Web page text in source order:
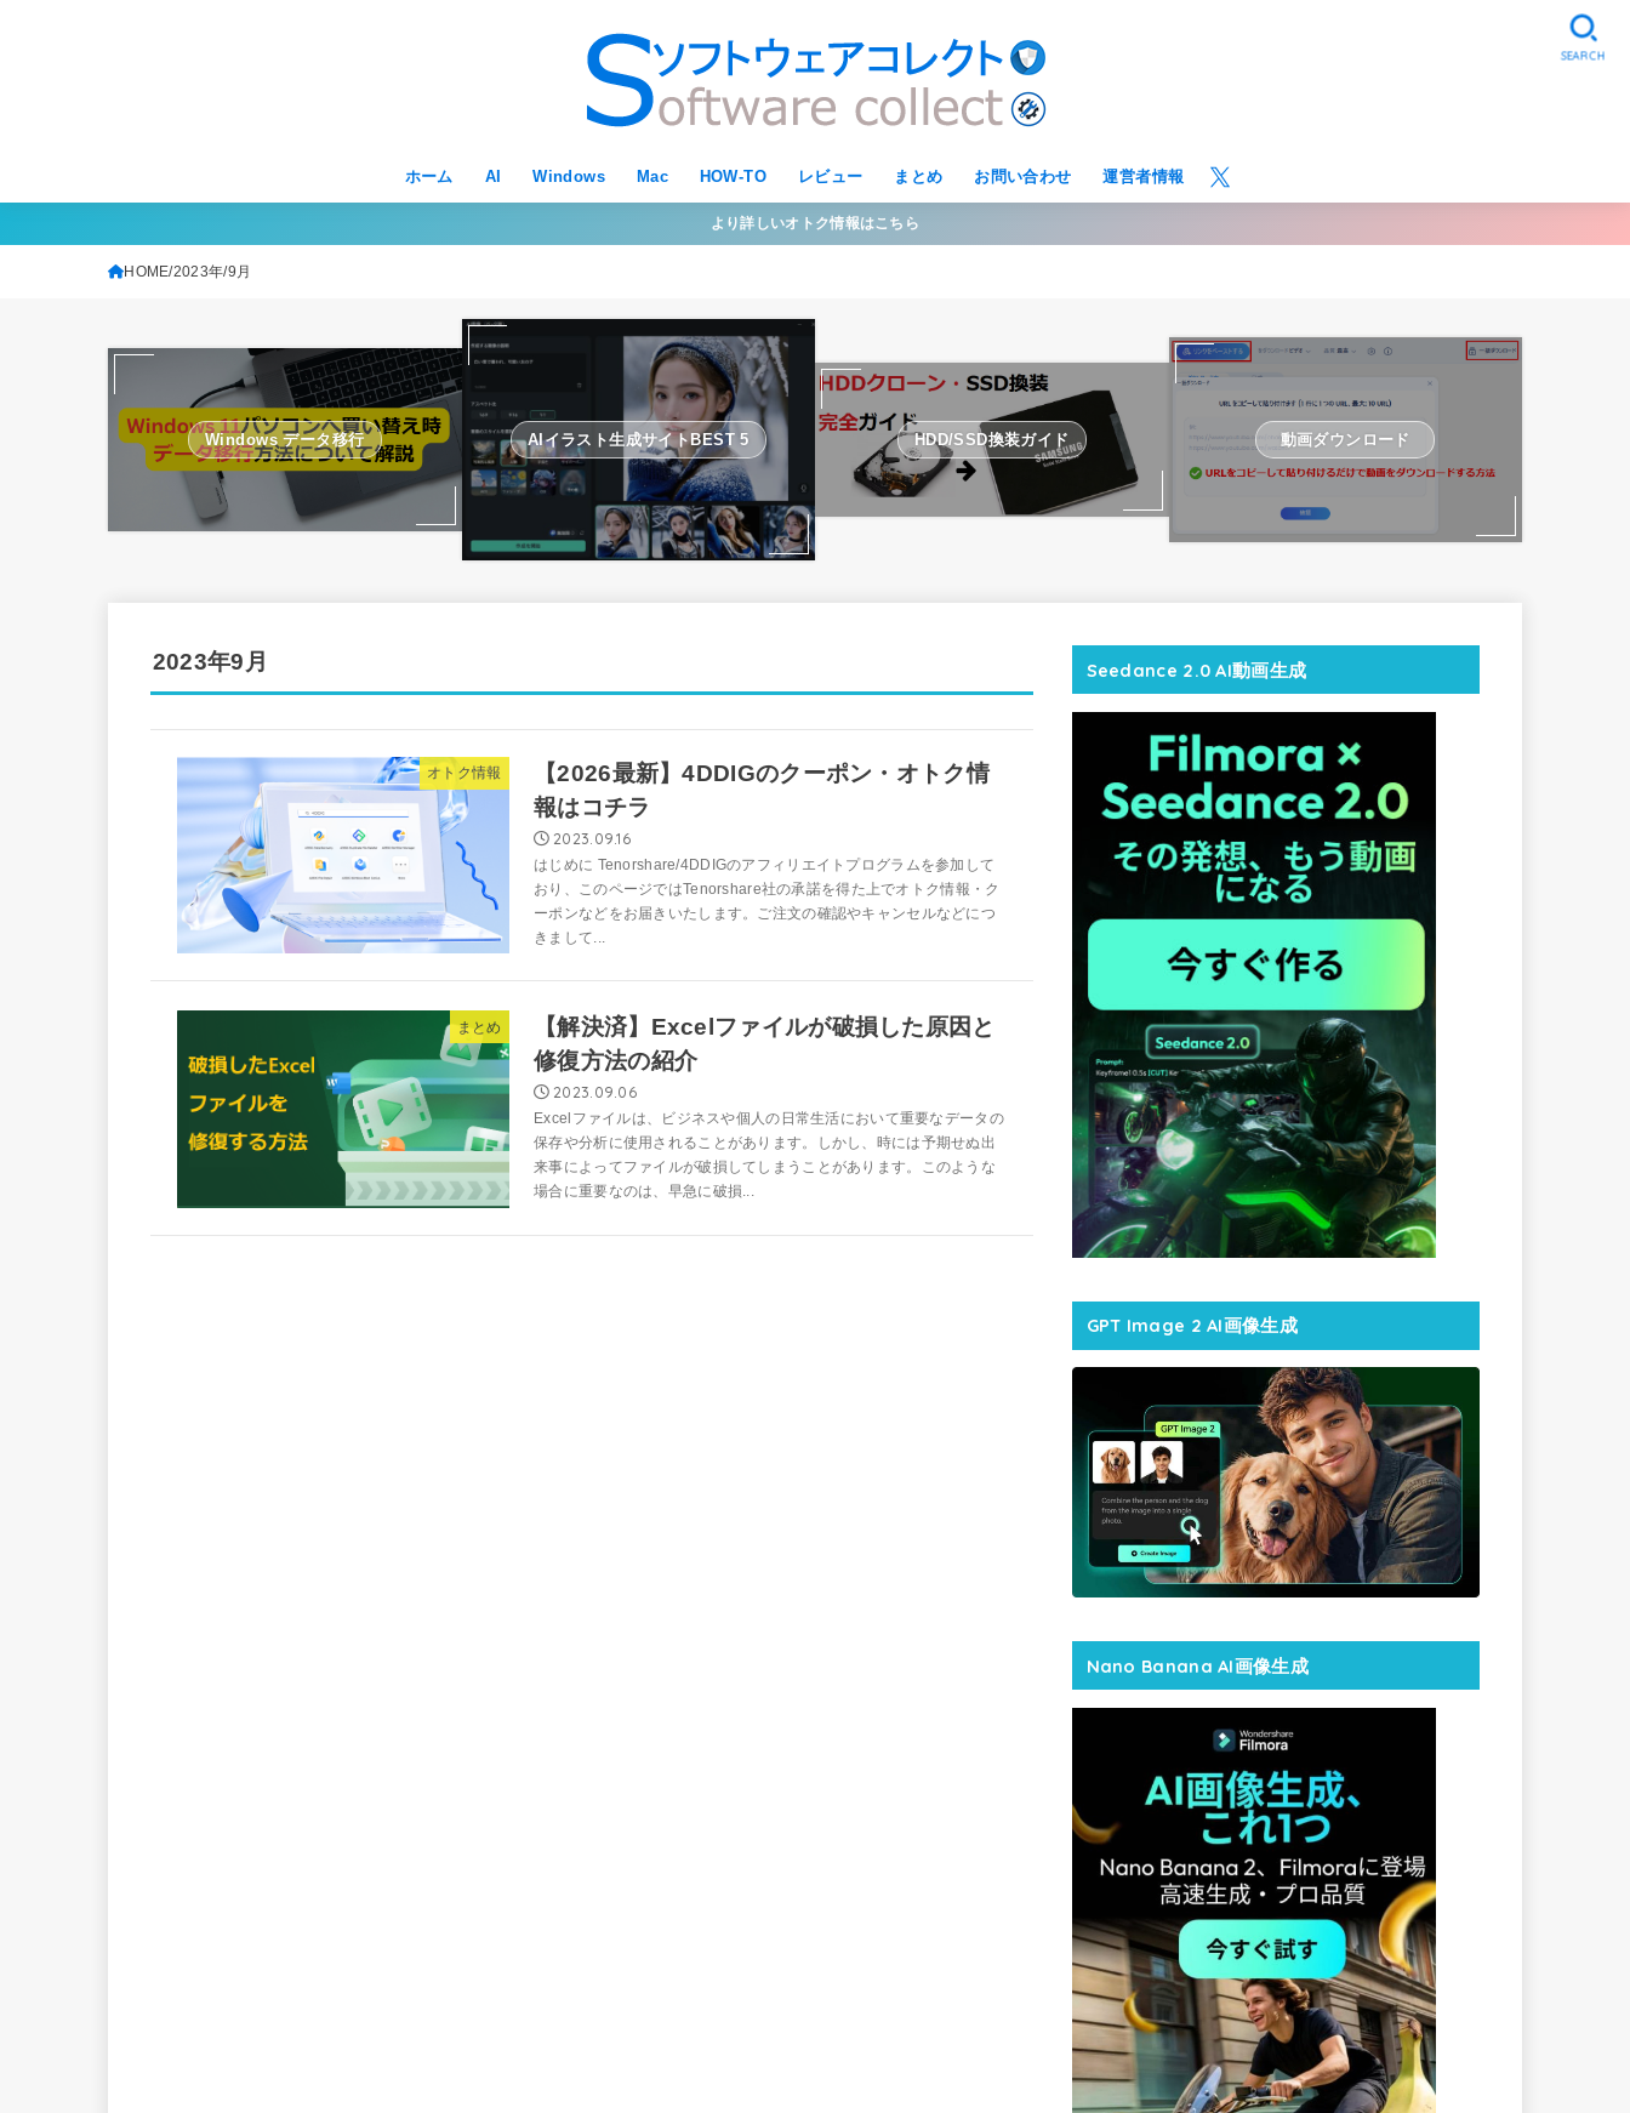
ホーム AI Windows Mac HOW-TO レビュー まとめ お問い合わせ 運営者情報
SEARCH
より詳しいオトク情報はこちら
HOME 2023年 9月
Windows データ移行 AIイラスト生成サイトBEST 5 HDD/SSD換装ガイド 動画ダウンロード
2023年9月
オトク情報
【2026最新】4DDIGのクーポン・オトク情
報はコチラ
2023.09.16
はじめに Tenorshare/4DDIGのアフィリエイトプログラムを参加して
おり、このページではTenorshare社の承諾を得た上でオトク情報・ク
ーポンなどをお届きいたします。ご注文の確認やキャンセルなどにつ
きまして...
まとめ
【解決済】Excelファイルが破損した原因と
修復方法の紹介
2023.09.06
Excelファイルは、ビジネスや個人の日常生活において重要なデータの
保存や分析に使用されることがあります。しかし、時には予期せぬ出
来事によってファイルが破損してしまうことがあります。このような
場合に重要なのは、早急に破損...
Seedance 2.0 AI動画生成
GPT Image 2 AI画像生成
Nano Banana AI画像生成